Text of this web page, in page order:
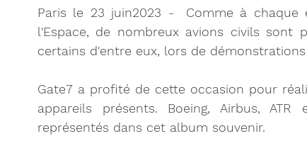
Paris le 23 juin2023 -
Comme à chaque
l'Espace, de nombreux avions civils sont
certains d'entre eux, lors de
Gate7 a profité de cette occasion pour
appareils présents. Boeing, Airbus,
représentés dans cet album souvenir.